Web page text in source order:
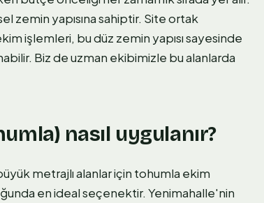
zemin yapısına sahiptir. Site ortak
işlemleri, bu düz zemin yapısı sayesinde
Biz de uzman ekibimizle bu alanlarda
nasıl uygulanır?
metrajlı alanlar için tohumla ekim
en ideal seçenektir. Yenimahalle'nin